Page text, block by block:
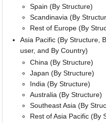
Spain (By Structure)
Scandinavia (By
Rest of Europe (By
Asia Pacific (By Structure,
user, and By Country)
China (By Structure)
Japan (By Structure)
India (By Structure)
Australia (By Structure)
Southeast Asia (By
Rest of Asia Pacific (By